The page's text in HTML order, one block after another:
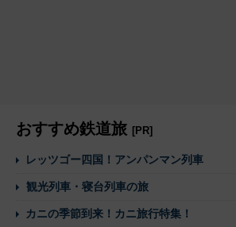
おすすめ鉄道旅 [PR]
レッツゴー四国！アンパンマン列車
観光列車・寝台列車の旅
カニの季節到来！カニ旅行特集！